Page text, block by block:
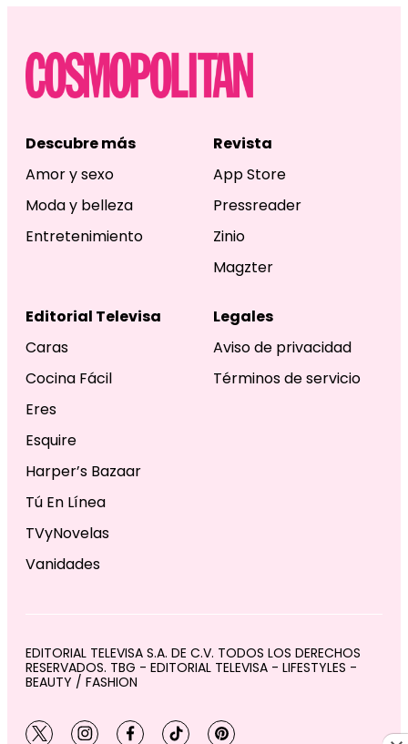
Descubre más
Amor y sexo
Moda y belleza
Entretenimiento
Revista
App Store
Pressreader
Zinio
Magzter
Editorial Televisa
Caras
Cocina Fácil
Eres
Esquire
Harper’s Bazaar
Tú En Línea
TVyNovelas
Vanidades
Legales
Aviso de privacidad
Términos de servicio
EDITORIAL TELEVISA S.A. DE C.V. TODOS LOS DERECHOS
RESERVADOS. TBG - EDITORIAL TELEVISA - LIFESTYLES -
BEAUTY / FASHION